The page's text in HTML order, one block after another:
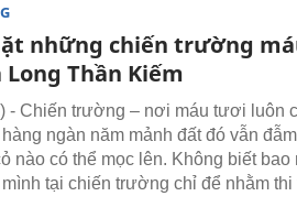
những chiến trường
Long Thần Kiếm
- Chiến trường – nơi máu tươi luôn
ngàn năm mảnh đất đó vẫn
nào có thể mọc lên. Không biết
tại chiến trường chỉ để nhằm